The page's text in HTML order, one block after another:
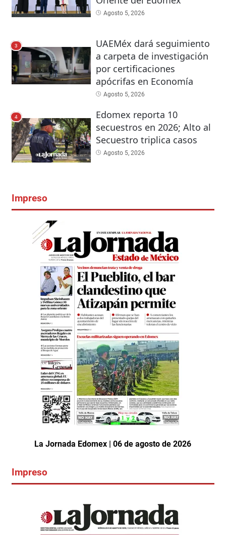
Agosto 5, 2026
3
UAEMéx dará seguimiento
a carpeta de investigación
por certificaciones
apócrifas en Economía
Agosto 5, 2026
4
Edomex reporta 10
secuestros en 2026; Alto al
Secuestro triplica casos
Agosto 5, 2026
Impreso
La Jornada Edomex | 06 de agosto de 2026
Impreso